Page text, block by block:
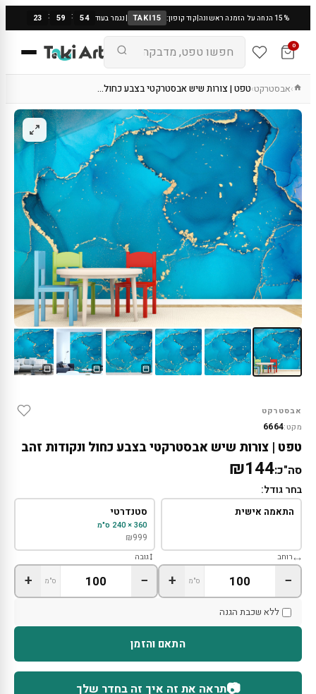
15% הנחה על הזמנה ראשונה |קוד קופון: TAKI15
|נגמר בעוד 23 : 59 : 53
0
›אבסטרקט›טפט | צורות שיש אבסטרקטי בצבע כחול…
אבסטרקט
מקט:6664
טפט | צורות שיש אבסטרקטי בצבע כחול ונקודות זהב
סה"כ:₪144
בחר גודל:
התאמה אישית סטנדרטי
360 × 240 ס"מ
₪999
רוחב
− ס"מ +
גובה
− ס"מ +
ללא שכבת הגנה
התאם והזמן
📷תראה את זה איך זה בחדר שלך